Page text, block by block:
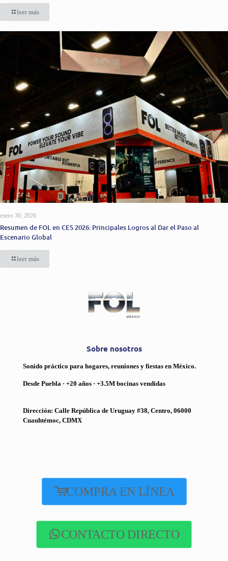
leer más
enero 30, 2026
Resumen de FOL en CES 2026: Principales Logros al Dar el Paso al
Escenario Global
leer más
Sobre nosotros
Sonido práctico para hogares, reuniones y fiestas en México.
Desde Puebla · +20 años · +3.5M bocinas vendidas
Dirección: Calle República de Uruguay #38, Centro, 06000
Cuauhtémoc, CDMX
COMPRA EN LÍNEA
CONTACTO DIRECTO